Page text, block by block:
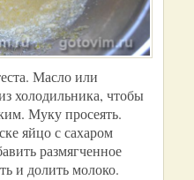
Масло или
холодильника, чтобы
Муку просеять.
яйцо с сахаром
размягченное
и долить молоко.